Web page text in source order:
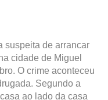
suspeita de arrancar
cidade de Miguel
O crime aconteceu
Segundo a
ao lado da casa